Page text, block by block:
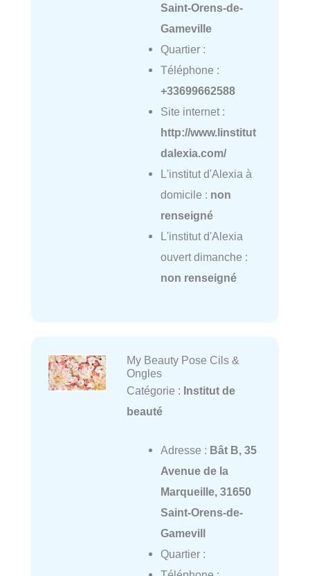
Saint-Orens-de-
Gameville
Quartier :
Téléphone :
+33699662588
Site internet :
http://www.linstitut
dalexia.com/
L'institut d'Alexia à
domicile : non
renseigné
L'institut d'Alexia
ouvert dimanche :
non renseigné
My Beauty Pose Cils &
Ongles
Catégorie : Institut de
beauté
Adresse : Bât B, 35
Avenue de la
Marqueille, 31650
Saint-Orens-de-
Gamevill
Quartier :